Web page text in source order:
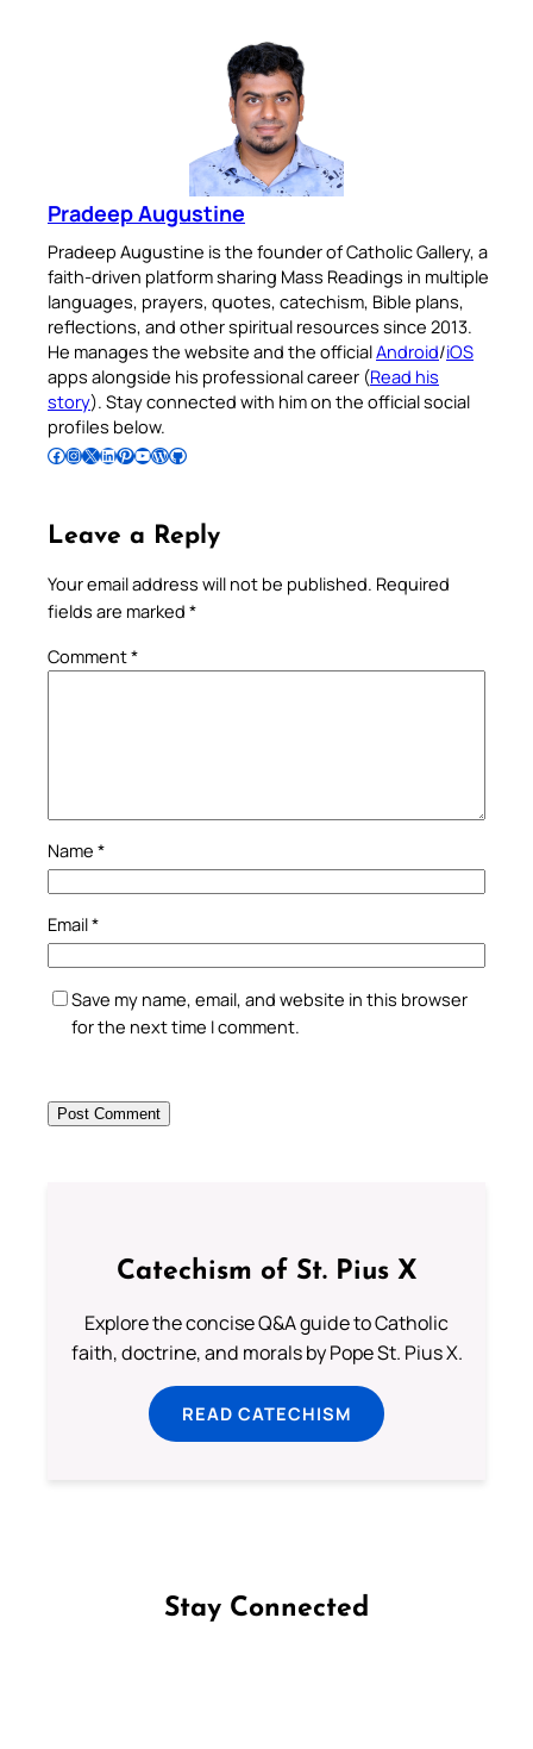
Pradeep Augustine
Pradeep Augustine is the founder of Catholic Gallery, a
faith-driven platform sharing Mass Readings in multiple
languages, prayers, quotes, catechism, Bible plans,
reflections, and other spiritual resources since 2013.
He manages the website and the officialAndroid/iOS
apps alongside his professional career (Read his
story). Stay connected with him on the official social
profiles below.
Follow Pradeep on Facebook Follow Pradeep on InstagramFollow Pradeep on X Follow Pradeep on LinkedIn Follow Pradeep on Pinterest Subscribe to Pradeep’s Youtube Channel Follow Pradeep on WordPress Follow Pradeep on GitHub
Leave a Reply
Your email address will not be published. Required
fields are marked *
Comment*
Name *
Email*
Save my name, email, and website in this browser
for the next time I comment.
Catechism of St. Pius X
Explore the concise Q&A guide to Catholic
faith, doctrine, and morals by Pope St. Pius X.
READ CATECHISM
Stay Connected